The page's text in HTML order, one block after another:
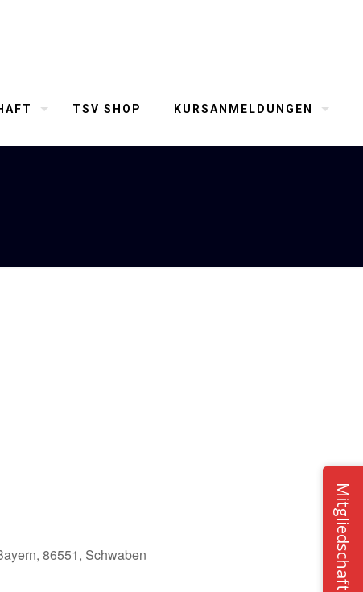
TSV SHOP KURSANMELDUNGEN
86551, Schwaben
Mitgliedschaft